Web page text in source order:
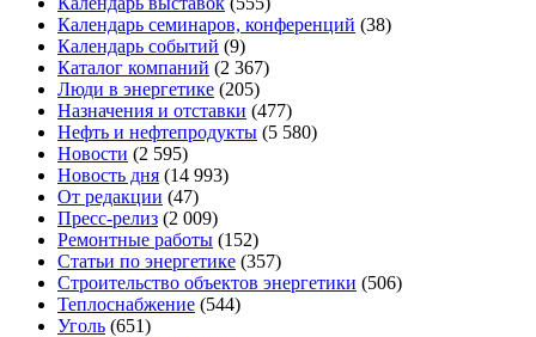
Календарь семинаров, конференций (38)
Календарь событий (9)
Каталог компаний (2 367)
Люди в энергетике (205)
Назначения и отставки (477)
Нефть и нефтепродукты (5 580)
Новости (2 595)
Новость дня (14 993)
От редакции (47)
Пресс-релиз (2 009)
Ремонтные работы (152)
Статьи по энергетике (357)
Строительство объектов энергетики (506)
Теплоснабжение (544)
Уголь (651)